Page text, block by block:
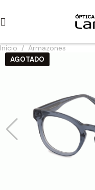
Inicio / Armazones
AGOTADO